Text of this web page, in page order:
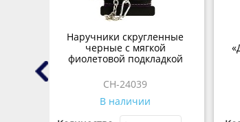
Наручники скругленные
черные с мягкой
фиолетовой подкладкой
CH-24039
В наличии